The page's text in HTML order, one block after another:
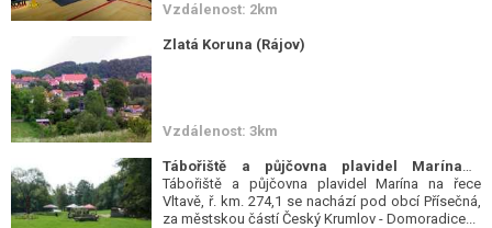
Vzdálenost: 2km
Zlatá Koruna (Rájov)
Vzdálenost: 3km
Tábořiště a půjčovna plavidel Marína na řece
Vltavě, ř. km. 274,1 se nachází pod obcí Přísečná,
za městskou částí Český Krumlov - Domoradice...